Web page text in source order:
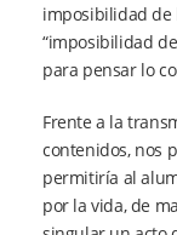
imposibilidad de
“imposibilidad
para pensar lo
Frente a la
contenidos, nos
permitiría al
por la vida, de